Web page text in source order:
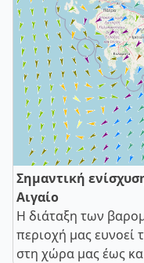
Σημαντική
Αιγαίο
Η διάταξη των
περιοχή μας ευνοεί
στη χώρα μας έως